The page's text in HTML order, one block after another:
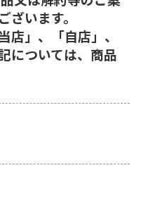
います。
」、「自店」、
については、商品